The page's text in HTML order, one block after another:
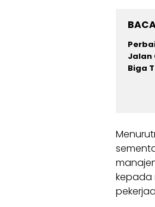
Jalan
Biga
kepada